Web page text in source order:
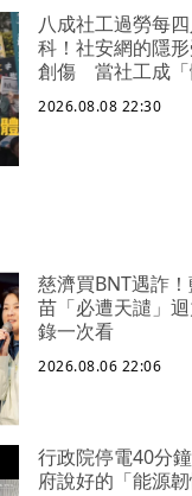
八成社工過勞每
科！社安網的隱
創傷 當社工成
禦性社工不敢多做
盡下的社安網危機
2026.08.08 22:30
慈濟買BNT遇詐
苗「必遭天譴」
錄一次看
2026.08.06 22:06
行政院停電40分
府說好的「能源